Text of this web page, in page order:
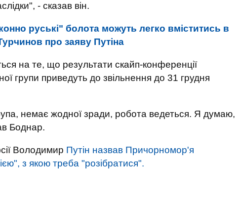
- сказав він.
руські" болота можуть легко вміститись в
про заяву Путіна
на те, що результати скайп-конференції
групи приведуть до звільнення до 31 грудня
немає жодної зради, робота ведеться. Я думаю,
Боднар.
Володимир Путін назвав Причорномор'я
з якою треба "розібратися".